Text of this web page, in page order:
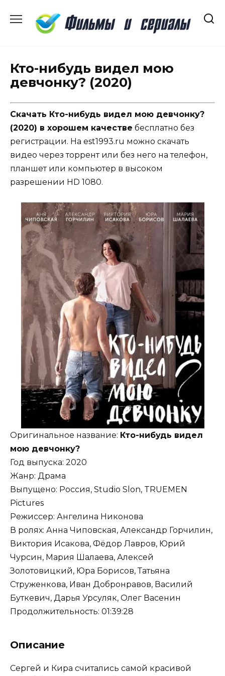
содержанию
Кто-нибудь видел мою
девчонку? (2020)
Скачать Кто-нибудь видел мою девчонку?
(2020) в хорошем качестве бесплатно без
регистрации. На est1993.ru можно скачать
видео через торрент или без него на телефон,
планшет или компьютер в высоком
разрешении HD 1080.
Оригинальное название: Кто-нибудь видел
мою девчонку?
Год выпуска: 2020
Жанр: Драма
Выпущено: Россия, Studio Slon, TRUEMEN
Pictures
Режиссер: Ангелина Никонова
В ролях: Анна Чиповская, Александр Горчилин,
Виктория Исакова, Фёдор Лавров, Юрий
Чурсин, Мария Шалаева, Алексей
Золотовицкий, Юра Борисов, Татьяна
Струженкова, Иван Добронравов, Василий
Буткевич, Дарья Урсуляк, Олег Васенин
Продолжительность: 01:39:28
Описание
Сергей и Кира считались самой красивой